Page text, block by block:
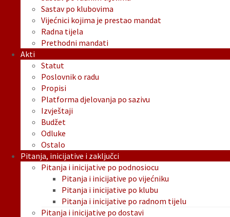
Sastav po klubovima
Vijećnici kojima je prestao mandat
Radna tijela
Prethodni mandati
Akti
Statut
Poslovnik o radu
Propisi
Platforma djelovanja po sazivu
Izvještaji
Budžet
Odluke
Ostalo
Pitanja, inicijative i zaključci
Pitanja i inicijative po podnosiocu
Pitanja i inicijative po vijećniku
Pitanja i inicijative po klubu
Pitanja i inicijative po radnom tijelu
Pitanja i inicijative po dostavi